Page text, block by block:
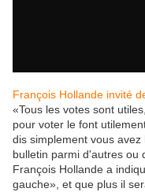
François Hollande invité
«Tous les votes sont
pour voter le font
dis simplement vous
bulletin parmi d'autres ou
François Hollande a
gauche», et que plus il